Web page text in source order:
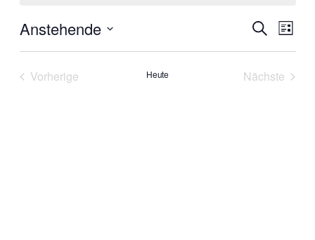
Suche
und
SucheListe
Anstehende
Datum
Vorherige
Heute
Nächste